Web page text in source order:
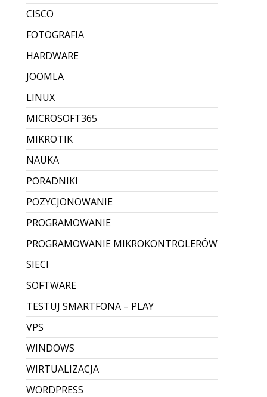
CISCO
FOTOGRAFIA
HARDWARE
JOOMLA
LINUX
MICROSOFT365
MIKROTIK
NAUKA
PORADNIKI
POZYCJONOWANIE
PROGRAMOWANIE
PROGRAMOWANIE MIKROKONTROLERÓW
SIECI
SOFTWARE
TESTUJ SMARTFONA – PLAY
VPS
WINDOWS
WIRTUALIZACJA
WORDPRESS